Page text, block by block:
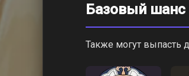
Базовый шанс
Также могут выпасть